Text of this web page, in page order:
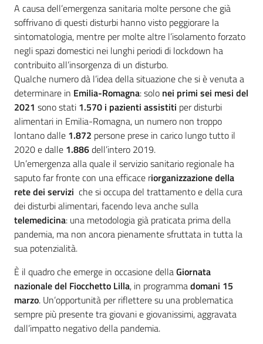
A causa dell’emergenza sanitaria molte persone che già
soffrivano di questi disturbi hanno visto peggiorare la
sintomatologia, mentre per molte altre l’isolamento forzato
negli spazi domestici nei lunghi periodi di lockdown ha
contribuito all’insorgenza di un disturbo.
Qualche numero dà l’idea della situazione che si è venuta a
determinare in Emilia-Romagna: solo nei primi sei mesi del
2021 sono stati 1.570 i pazienti assistiti per disturbi
alimentari in Emilia-Romagna, un numero non troppo
lontano dalle 1.872 persone prese in carico lungo tutto il
2020 e dalle 1.886dell’intero 2019.
Un’emergenza alla quale il servizio sanitario regionale ha
saputo far fronte con una efficace riorganizzazione della
rete dei servizi che si occupa del trattamento e della cura
dei disturbi alimentari, facendo leva anche sulla
telemedicina: una metodologia già praticata prima della
pandemia, ma non ancora pienamente sfruttata in tutta la
sua potenzialità.
È il quadro che emerge in occasione dellaGiornata
nazionale del Fiocchetto Lilla, in programmadomani 15
marzo. Un’opportunità per riflettere su una problematica
sempre più presente tra giovani e giovanissimi, aggravata
dall’impatto negativo della pandemia.